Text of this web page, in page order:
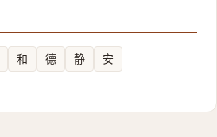
和 德 静 安